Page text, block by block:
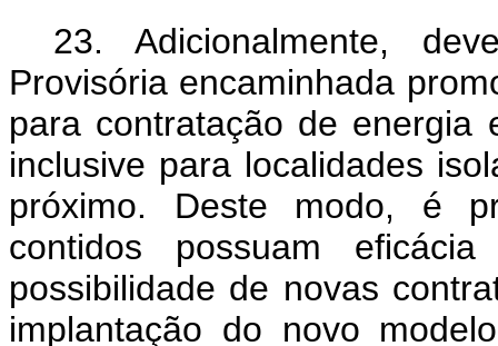
23. Adicionalmente,
Provisória encaminhada
para contratação de energia
inclusive para localidades
próximo. Deste modo, é
contidos possuam
possibilidade de novas
implantação do novo